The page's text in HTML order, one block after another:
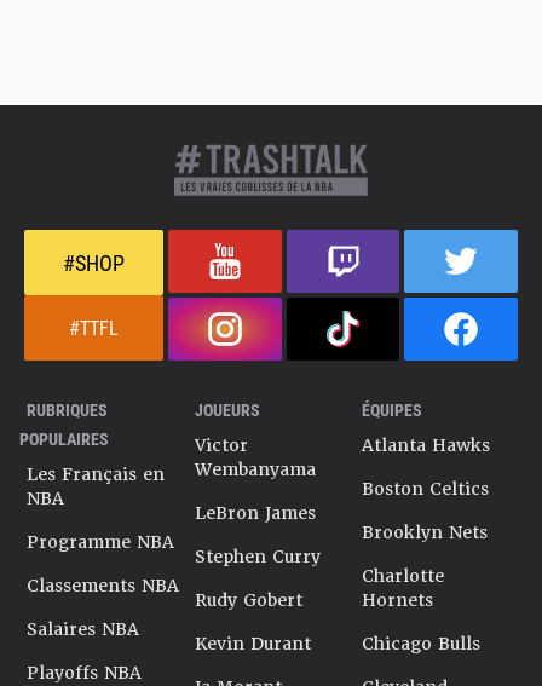
#SHOP
#TTFL
RUBRIQUES
POPULAIRES
Les Français en
NBA
Programme NBA
Classements NBA
Salaires NBA
Playoffs NBA
JOUEURS
Victor
Wembanyama
LeBron James
Stephen Curry
Rudy Gobert
Kevin Durant
ÉQUIPES
Atlanta Hawks
Boston Celtics
Brooklyn Nets
Charlotte
Hornets
Chicago Bulls